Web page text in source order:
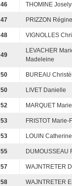
46 THOMINE
47 PRIZZON Régine
48 VIGNOLLES
49
LEVACHER
Madeleine
50 BUREAU
50 LIVET Danielle
52 MARQUET
53 FRISTOT Marie-
53 LOUIN Catherine
55 DUMOUSSEAU
57 WAJNTRETER
58 WAJNTRETER